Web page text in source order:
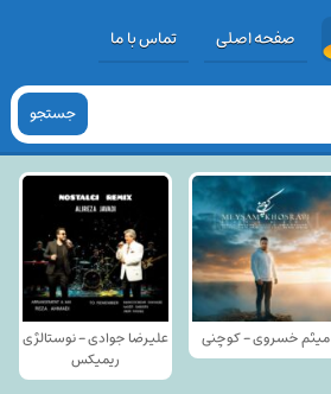
صفحه اصلی تماس با ما
جستجو
میثم خسروی - کوچنی
علیرضا جوادی - نوستالژی
ریمیکس